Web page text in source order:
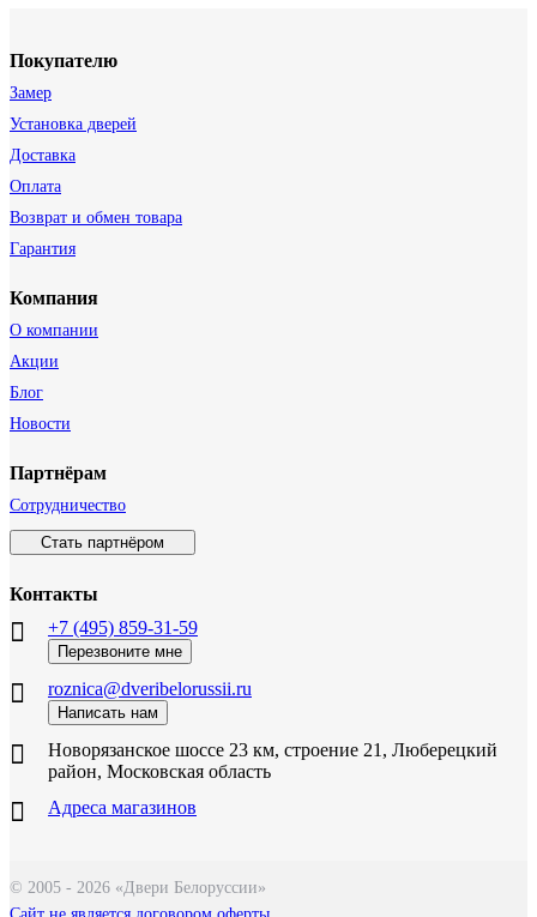
Покупателю
Замер
Установка дверей
Доставка
Оплата
Возврат и обмен товара
Гарантия
Компания
О компании
Акции
Блог
Новости
Партнёрам
Сотрудничество
Стать партнёром
Контакты
+7 (495) 859-31-59
Перезвоните мне
roznica@dveribelorussii.ru
Написать нам
Новорязанское шоссе 23 км, строение 21, Люберецкий
район, Московская область
Адреса магазинов
© 2005 - 2026 «Двери Белоруссии»